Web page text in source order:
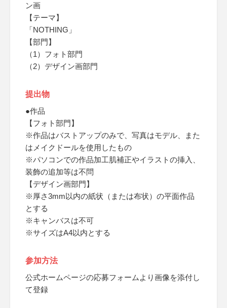
ン画
【テーマ】
「NOTHING」
【部門】
（1）フォト部門
（2）デザイン画部門
提出物
●作品
【フォト部門】
※作品はバストアップのみで、写真はモデル、また
はメイクドールを使用したもの
※パソコンでの作品加工肌補正やイラストの挿入、
装飾の追加等は不問
【デザイン画部門】
※厚さ3mm以内の紙状（または布状）の平面作品
とする
※キャンバスは不可
※サイズはA4以内とする
参加方法
公式ホームページの応募フォームより画像を添付し
て登録